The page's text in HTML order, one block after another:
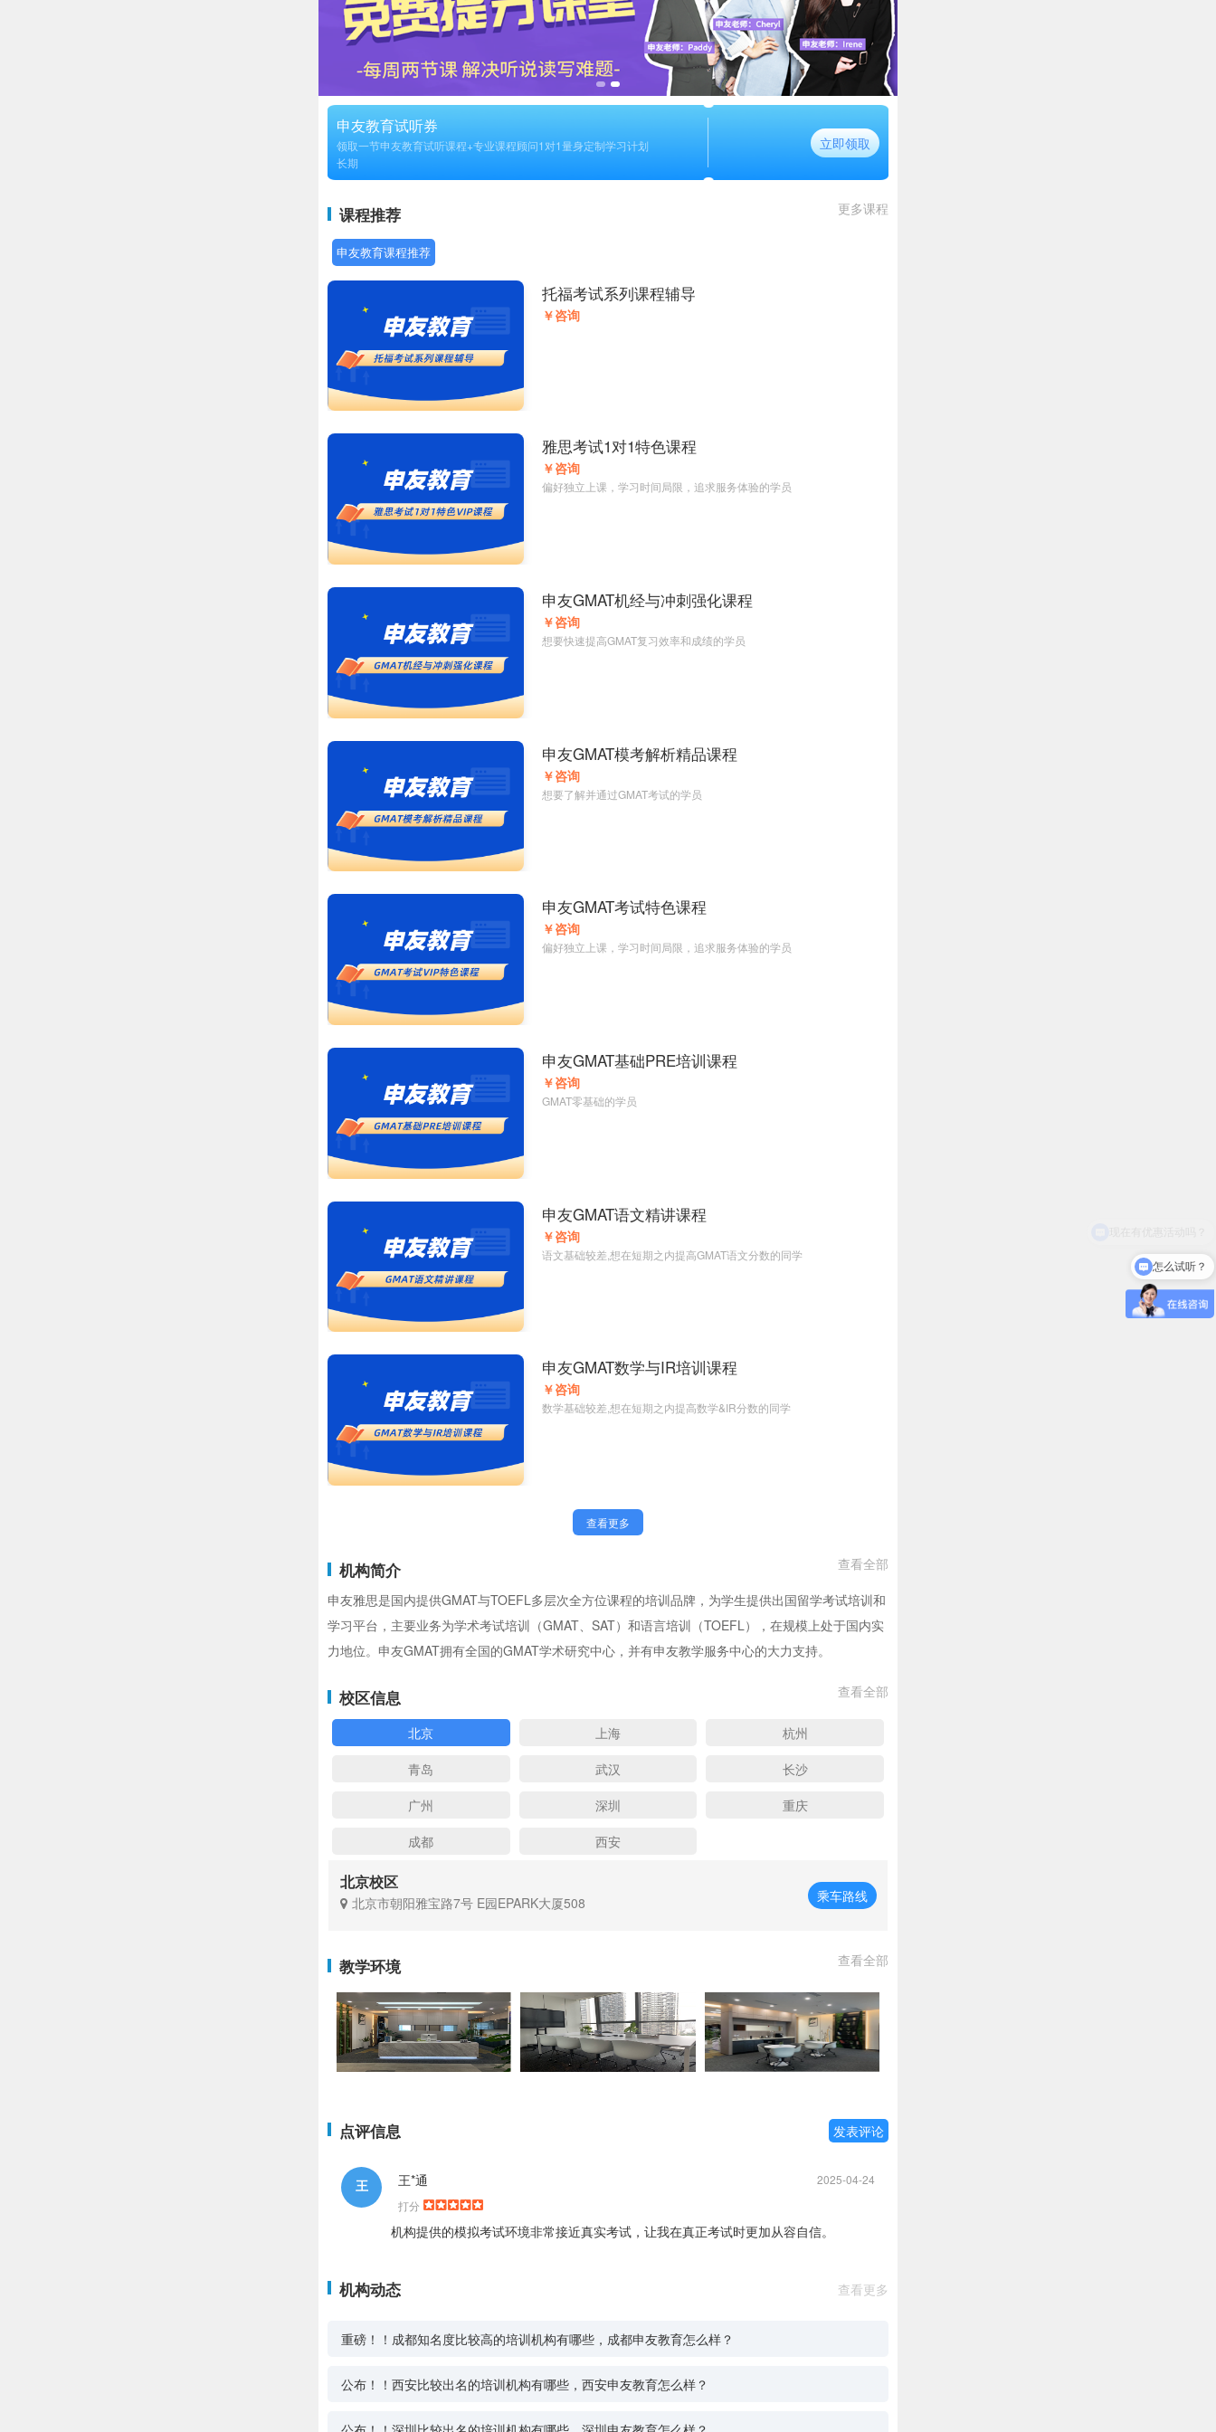
申友教育试听券
领取一节申友教育试听课程+专业课程顾问1对1量身定制学习计划
长期
立即领取
课程推荐 更多课程
申友教育课程推荐
托福考试系列课程辅导
￥咨询
雅思考试1对1特色课程
￥咨询
偏好独立上课，学习时间局限，追求服务体验的学员
申友GMAT机经与冲刺强化课程
￥咨询
想要快速提高GMAT复习效率和成绩的学员
申友GMAT模考解析精品课程
￥咨询
想要了解并通过GMAT考试的学员
申友GMAT考试特色课程
￥咨询
偏好独立上课，学习时间局限，追求服务体验的学员
申友GMAT基础PRE培训课程
￥咨询
GMAT零基础的学员
申友GMAT语文精讲课程
￥咨询
语文基础较差,想在短期之内提高GMAT语文分数的同学
申友GMAT数学与IR培训课程
￥咨询
数学基础较差,想在短期之内提高数学&IR分数的同学
查看更多
机构简介
查看全部
申友雅思是国内提供GMAT与TOEFL多层次全方位课程的培训品牌，为学生提供出国留学考试培训和
学习平台，主要业务为学术考试培训（GMAT、SAT）和语言培训（TOEFL），在规模上处于国内实
力地位。申友GMAT拥有全国的GMAT学术研究中心，并有申友教学服务中心的大力支持。
校区信息 查看全部
北京 上海
杭州
青岛
武汉
长沙
广州
深圳
重庆
成都
西安
北京校区
北京市朝阳雅宝路7号 E园EPARK大厦508 乘车路线
教学环境 查看全部
点评信息 发表评论
王 2025-04-24
王*通
打分
机构提供的模拟考试环境非常接近真实考试，让我在真正考试时更加从容自信。
机构动态 查看更多
重磅！！成都知名度比较高的培训机构有哪些，成都申友教育怎么样？
公布！！西安比较出名的培训机构有哪些，西安申友教育怎么样？
怎么试听？